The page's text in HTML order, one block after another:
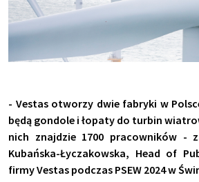
- Vestas otworzy dwie fabryki w
będą gondole i łopaty do turbin
nich znajdzie 1700 pracowników -
Kubańska-Łyczakowska, Head of
firmy Vestas podczas PSEW 2024 w